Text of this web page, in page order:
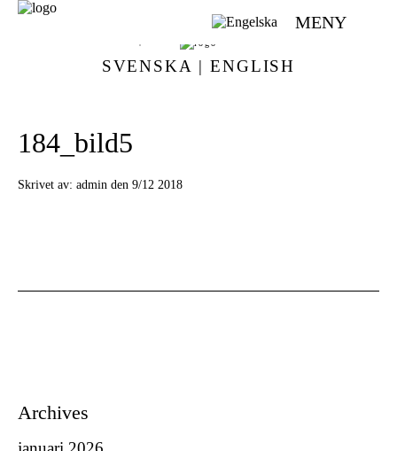
MENY
SVENSKA | ENGLISH
184_bild5
Skrivet av: admin den 9/12 2018
Archives